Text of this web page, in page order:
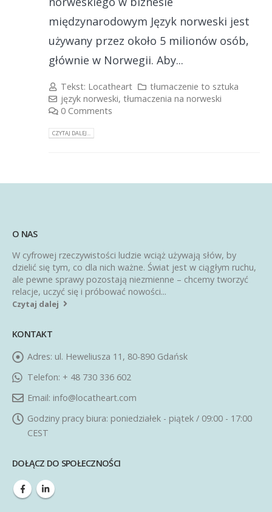
międzynarodowym Język norweski jest
używany przez około 5 milionów osób,
głównie w Norwegii. Aby...
Tekst: Locatheart
tłumaczenie to sztuka
język norweski,tłumaczenia na norweski
0 Comments
CZYTAJ DALEJ...
O NAS
W cyfrowej rzeczywistości ludzie wciąż używają słów, by
dzielić się tym, co dla nich ważne. Świat jest w ciągłym ruchu,
ale pewne sprawy pozostają niezmienne – chcemy tworzyć
relacje, uczyć się i próbować nowości...
Czytaj dalej
KONTAKT
Adres: ul. Heweliusza 11, 80-890 Gdańsk
Telefon: + 48 730 336 602
Email: info@locatheart.com
Godziny pracy biura: poniedziałek - piątek / 09:00 - 17:00
CEST
DOŁĄCZ DO SPOŁECZNOŚCI